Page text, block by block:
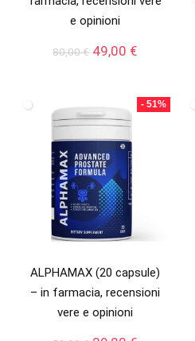
e opinioni
80,00€ Il
80,00 €.
49,00 €Il
è:
49,00 €.
- 51%
ALPHAMAX (20 capsule)
– in farmacia, recensioni
vere e opinioni